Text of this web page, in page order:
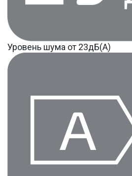
Уровень шума от 23дБ(А)